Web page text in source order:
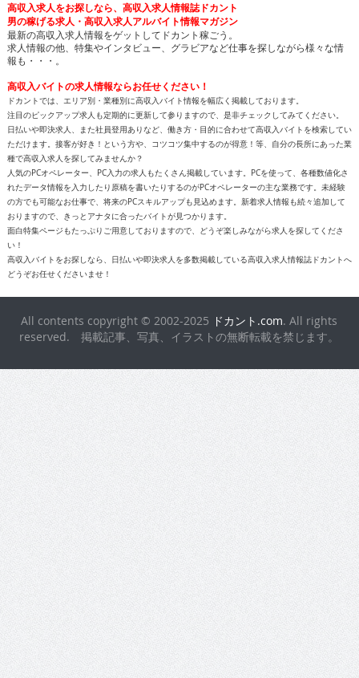
高収入求人をお探しなら、高収入求人情報誌ドカント
男の稼げる求人・高収入求人アルバイト情報マガジン
最新の高収入求人情報をゲットしてドカント稼ごう。
求人情報の他、特集やインタビュー、グラビアなど仕事を探しながら様々な情
報も・・・。
高収入バイトの求人情報ならお任せください！
ドカントでは、エリア別・業種別に高収入バイト情報を幅広く掲載しております。
注目のピックアップ求人も定期的に更新して参りますので、是非チェックしてみてください。
日払いや即決求人、また社員登用ありなど、働き方・目的に合わせて高収入バイトを検索してい
ただけます。接客が好き！という方や、コツコツ集中するのが得意！等、自分の長所にあった業
種で高収入求人を探してみませんか？
人気のPCオペレーター、PC入力の求人もたくさん掲載しています。PCを使って、各種数値化さ
れたデータ情報を入力したり原稿を書いたりするのがPCオペレーターの主な業務です。未経験
の方でも可能なお仕事で、将来のPCスキルアップも見込めます。新着求人情報も続々追加して
おりますので、きっとアナタに合ったバイトが見つかります。
面白特集ページもたっぷりご用意しておりますので、どうぞ楽しみながら求人を探してくださ
い！
高収入バイトをお探しなら、日払いや即決求人を多数掲載している高収入求人情報誌ドカントへ
どうぞお任せくださいませ！
All contents copyright © 2002-2025 ドカント.com. All rights
reserved. 掲載記事、写真、イラストの無断転載を禁じます。